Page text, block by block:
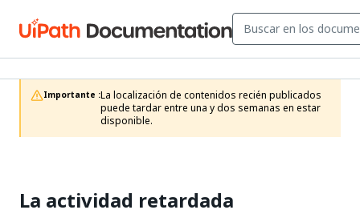
Importante :La localización de contenidos recién publicados
puede tardar entre una y dos semanas en estar
disponible.
La actividad retardada